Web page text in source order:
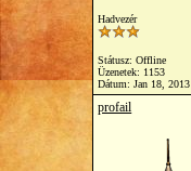
Hadvezér
Státusz: Offline
Üzenetek: 1153
Dátum:Jan 18, 2013
profail